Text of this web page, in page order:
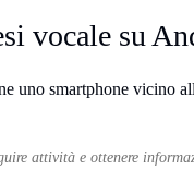
vocale su
attività e ottenere